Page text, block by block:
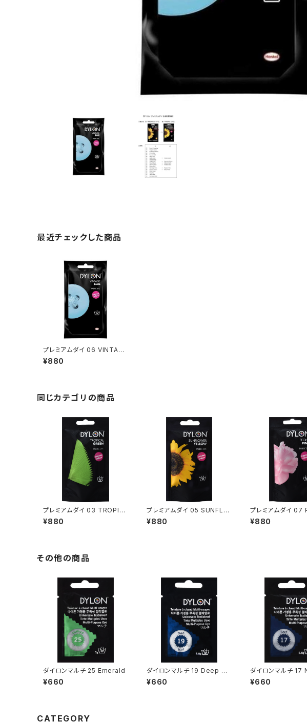
最近チェックした商品
プレミアムダイ 06 VINTAGE
BLUE
¥880
同じカテゴリの商品
プレミアムダイ 03 TROPIC
AL GREEN
¥880
プレミアムダイ 05 SUNFLO
WER YELLOW
¥880
プレミアムダイ 07
INK
¥880
その他の商品
ダイロンマルチ 25 Emerald
¥660
ダイロンマルチ 19 Deep Bl
ue
¥660
ダイロンマルチ 17
¥660
CATEGORY